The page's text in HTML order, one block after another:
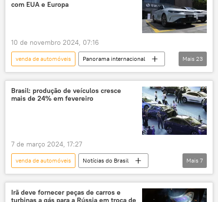
Casa Branca
importação
com EUA e Europa
10 de novembro 2024, 07:16
venda de automóveis
Panorama internacional
China
África
Estados Unidos
Geely
Chery
carro elétrico
carros
energia elétrica
indústria automobilística
setor automotivo
automobilismo
indústria
industrialização
tecnologia
Mais 23
Brasil: produção de veículos cresce
mais de 24% em fevereiro
7 de março 2024, 17:27
venda de automóveis
Notícias do Brasil
Economia
Brasil
Anfavea
carros
carros elétricos
Mais 7
Irã deve fornecer peças de carros e
turbinas a gás para a Rússia em troca de